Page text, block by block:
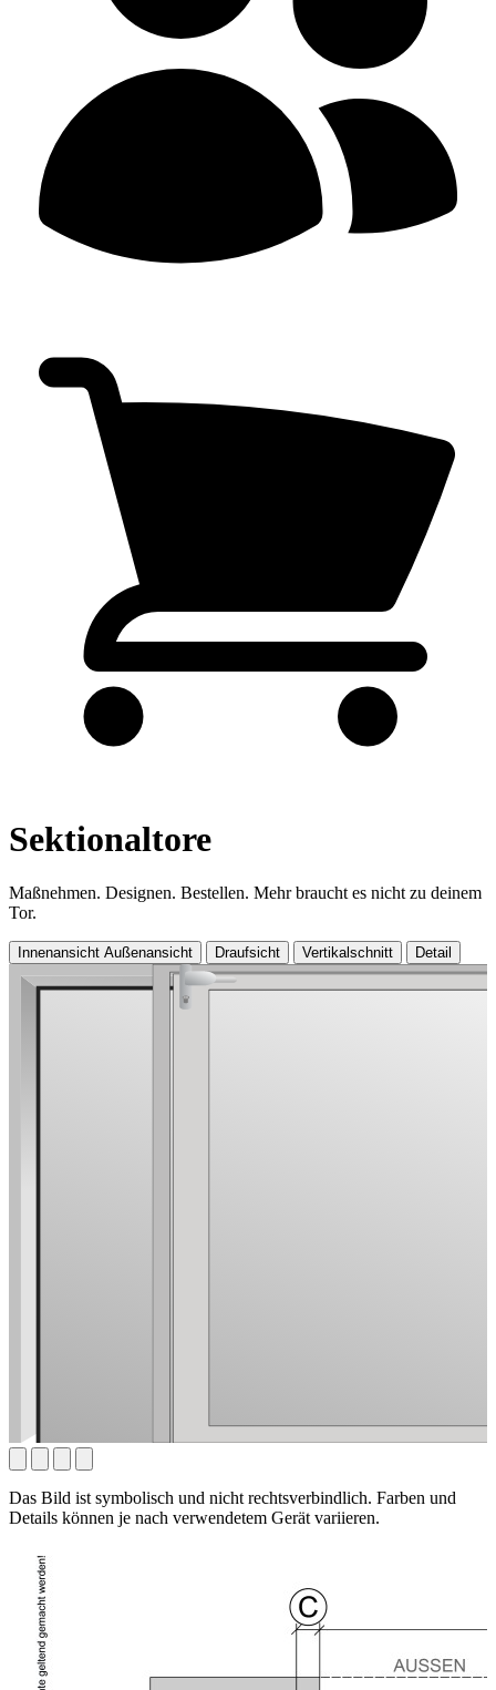
Sektionaltore
Maßnehmen. Designen. Bestellen. Mehr braucht es nicht zu deinem
Tor.
Innenansicht Außenansicht Draufsicht Vertikalschnitt Detail
Das Bild ist symbolisch und nicht rechtsverbindlich. Farben und
Details können je nach verwendetem Gerät variieren.